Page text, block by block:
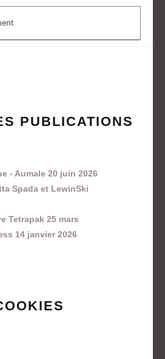
PUBLICATIONS
- Aumale 20 juin 2026
Spada et LewinSki
Tetrapak 25 mars
14 janvier 2026